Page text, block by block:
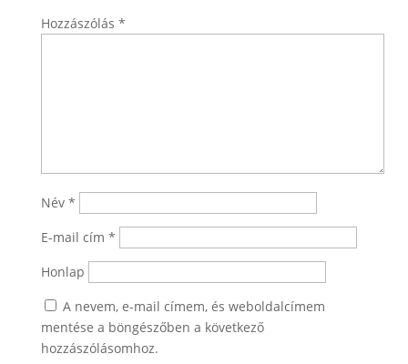
Hozzászólás *
Név *
E-mail cím *
Honlap
A nevem, e-mail címem, és weboldalcímem
mentése a böngészőben a következő
hozzászólásomhoz.